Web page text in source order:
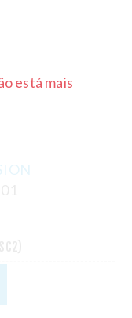
está mais